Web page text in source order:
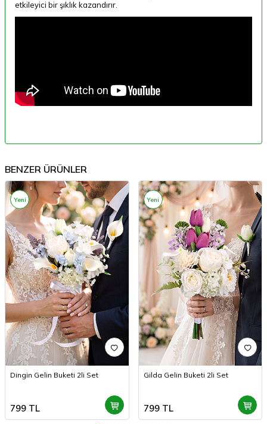
etkileyici bir şıklık kazandırır.
BENZER ÜRÜNLER
Yeni
Dingin Gelin Buketi 2li Set
799 TL
Yeni
Gilda Gelin Buketi 2li Set
799TL